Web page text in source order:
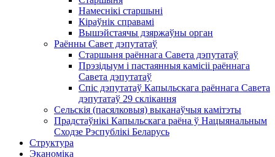
Намеснікі старшыні
Кіраўнік справамі
Вышэйстаячы дзяржаўны орган
Раённы Савет дэпутатаў
Старшыня раённага Савета дэпутатаў
Прэзідыум і пастаянныя камісіі раённага
Савета дэпутатаў
Спіс дэпутатаў Капыльскага раённага Савета
дэпутатаў 29 склікання
Сельскія (пасялковыя) выканаўчыя камітэты
Прадстаўнікі Капыльскага раёна ў Нацыянальным
Сходзе Рэспублікі Беларусь
Структура
Эканоміка